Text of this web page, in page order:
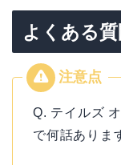
よくある質
Q. テイルズ
で何話ありま